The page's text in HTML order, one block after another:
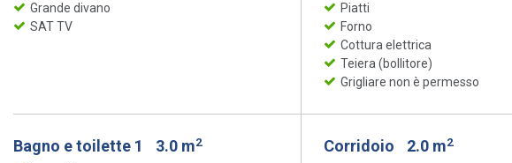
Grande divano
SAT TV
Piatti
Forno
Cottura elettrica
Teiera (bollitore)
Grigliare non è permesso
Bagno e toilette 1 3.0 m2 Corridoio 2.0 m2